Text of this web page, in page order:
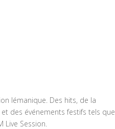
lémanique. Des hits, de la
des événements festifs tels que
Live Session.